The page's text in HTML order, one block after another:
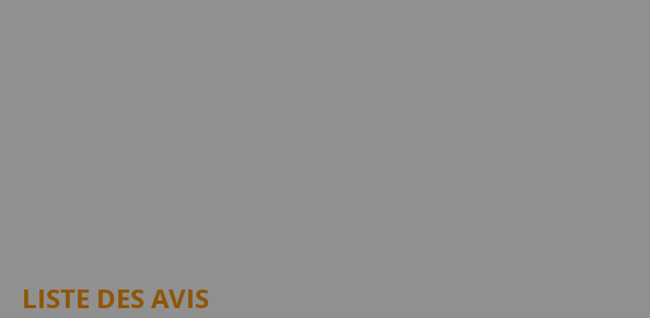
LISTE DES AVIS